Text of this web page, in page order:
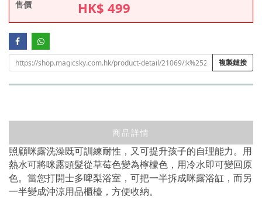
售價 HK$ 499
複製鏈接
商品詳情
照顧咪露洗澡既可訓練耐性，又可提升孩子的自理能力。用
熱水可將咪露頭髮從草莓色變為檸檬色，用冷水即可變回原
色。當您打開士多啤梨浴室，可把一半拆成咪露浴缸，而另
一半變成沖涼用品櫃檯，方便收納。